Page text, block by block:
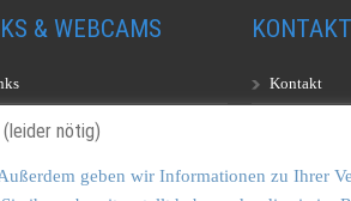
& WEBCAMS
Kontakt
(leider nötig)
geben wir Informationen zu Ihrer